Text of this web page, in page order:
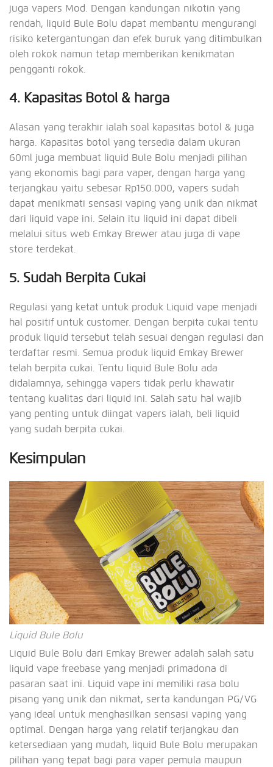
juga vapers Mod. Dengan kandungan nikotin yang
rendah, liquid Bule Bolu dapat membantu mengurangi
risiko ketergantungan dan efek buruk yang ditimbulkan
oleh rokok namun tetap memberikan kenikmatan
pengganti rokok.
4. Kapasitas Botol & harga
Alasan yang terakhir ialah soal kapasitas botol & juga
harga. Kapasitas botol yang tersedia dalam ukuran
60ml juga membuat liquid Bule Bolu menjadi pilihan
yang ekonomis bagi para vaper, dengan harga yang
terjangkau yaitu sebesar Rp150.000, vapers sudah
dapat menikmati sensasi vaping yang unik dan nikmat
dari liquid vape ini. Selain itu liquid ini dapat dibeli
melalui situs web Emkay Brewer atau juga di vape
store terdekat.
5. Sudah Berpita Cukai
Regulasi yang ketat untuk produk Liquid vape menjadi
hal positif untuk customer. Dengan berpita cukai tentu
produk liquid tersebut telah sesuai dengan regulasi dan
terdaftar resmi. Semua produk liquid Emkay Brewer
telah berpita cukai. Tentu liquid Bule Bolu ada
didalamnya, sehingga vapers tidak perlu khawatir
tentang kualitas dari liquid ini. Salah satu hal wajib
yang penting untuk diingat vapers ialah, beli liquid
yang sudah berpita cukai.
Kesimpulan
Liquid Bule Bolu
Liquid Bule Bolu dari Emkay Brewer adalah salah satu
liquid vape freebase yang menjadi primadona di
pasaran saat ini. Liquid vape ini memiliki rasa bolu
pisang yang unik dan nikmat, serta kandungan PG/VG
yang ideal untuk menghasilkan sensasi vaping yang
optimal. Dengan harga yang relatif terjangkau dan
ketersediaan yang mudah, liquid Bule Bolu merupakan
pilihan yang tepat bagi para vaper pemula maupun